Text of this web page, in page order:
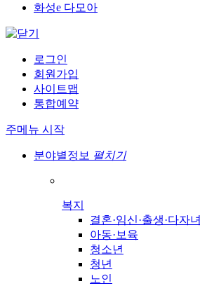
화성e 다모아
로그인
회원가입
사이트맵
통합예약
주메뉴 시작
분야별정보 펼치기
복지
결혼·임신·출생·다자녀
아동·보육
청소년
청년
노인